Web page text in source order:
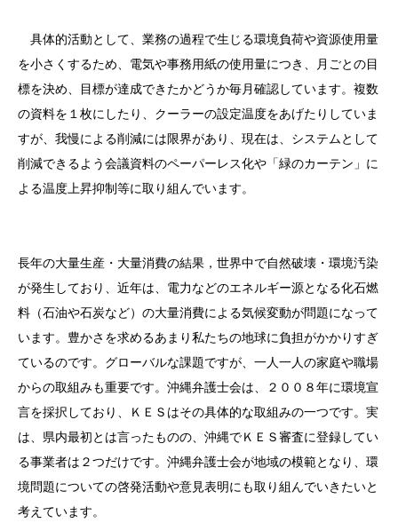
具体的活動として、業務の過程で生じる環境負荷や資源使用量
を小さくするため、電気や事務用紙の使用量につき、月ごとの目
標を決め、目標が達成できたかどうか毎月確認しています。複数
の資料を１枚にしたり、クーラーの設定温度をあげたりしていま
すが、我慢による削減には限界があり、現在は、システムとして
削減できるよう会議資料のペーパーレス化や「緑のカーテン」に
よる温度上昇抑制等に取り組んでいます。
長年の大量生産・大量消費の結果，世界中で自然破壊・環境汚染
が発生しており、近年は、電力などのエネルギー源となる化石燃
料（石油や石炭など）の大量消費による気候変動が問題になって
います。豊かさを求めるあまり私たちの地球に負担がかかりすぎ
ているのです。グローバルな課題ですが、一人一人の家庭や職場
からの取組みも重要です。沖縄弁護士会は、２００８年に環境宣
言を採択しており、ＫＥＳはその具体的な取組みの一つです。実
は、県内最初とは言ったものの、沖縄でＫＥＳ審査に登録してい
る事業者は２つだけです。沖縄弁護士会が地域の模範となり、環
境問題についての啓発活動や意見表明にも取り組んでいきたいと
考えています。